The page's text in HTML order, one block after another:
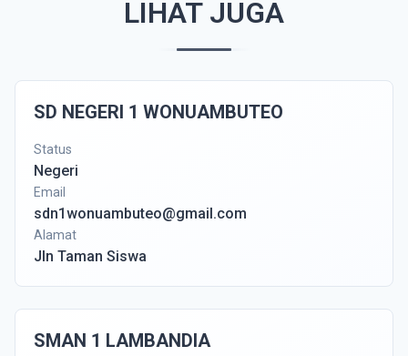
LIHAT JUGA
SD NEGERI 1 WONUAMBUTEO
Status
Negeri
Email
sdn1wonuambuteo@gmail.com
Alamat
Jln Taman Siswa
SMAN 1 LAMBANDIA